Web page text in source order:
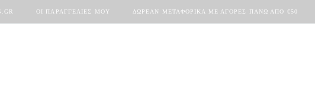
ΟΙ ΠΑΡΑΓΓΕΛΊΕΣ ΜΟΥ ΔΩΡΕΆΝ ΜΕΤΑΦΟΡΙΚΆ ΜΕ ΑΓΟΡΈΣ ΠΆΝΩ ΑΠΟ €50